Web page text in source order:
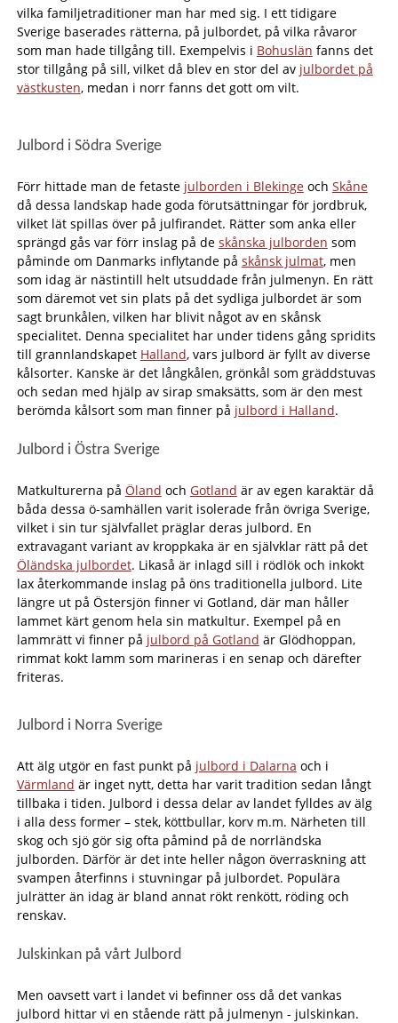
vilka familjetraditioner man har med sig. I ett tidigare
Sverige baserades rätterna, på julbordet, på vilka råvaror
som man hade tillgång till. Exempelvis i Bohuslän fanns det
stor tillgång på sill, vilket då blev en stor del av julbordet på
västkusten, medan i norr fanns det gott om vilt.
Julbord i Södra Sverige
Förr hittade man de fetaste julborden i Blekingeoch Skåne
då dessa landskap hade goda förutsättningar för jordbruk,
vilket lät spillas över på julfirandet. Rätter som anka eller
sprängd gås var förr inslag på de skånska julborden som
påminde om Danmarks inflytande på skånsk julmat, men
som idag är nästintill helt utsuddade från julmenyn. En rätt
som däremot vet sin plats på det sydliga julbordet är som
sagt brunkålen, vilken har blivit något av en skånsk
specialitet. Denna specialitet har under tidens gång spridits
till grannlandskapet Halland, vars julbord är fyllt av diverse
kålsorter. Kanske är det långkålen, grönkål som gräddstuvas
och sedan med hjälp av sirap smaksätts, som är den mest
berömda kålsort som man finner på julbord i Halland.
Julbord i Östra Sverige
Matkulturerna på Öland och Gotland är av egen karaktär då
båda dessa ö-samhällen varit isolerade från övriga Sverige,
vilket i sin tur självfallet präglar deras julbord. En
extravagant variant av kroppkaka är en självklar rätt på det
Öländska julbordet. Likaså är inlagd sill i rödlök och inkokt
lax återkommande inslag på öns traditionella julbord. Lite
längre ut på Östersjön finner vi Gotland, där man håller
lammet kärt genom hela sin matkultur. Exempel på en
lammrätt vi finner på julbord på Gotland är Glödhoppan,
rimmat kokt lamm som marineras i en senap och därefter
friteras.
Julbord i Norra Sverige
Att älg utgör en fast punkt på julbord i Dalarna och i
Värmland är inget nytt, detta har varit tradition sedan långt
tillbaka i tiden. Julbord i dessa delar av landet fylldes av älg
i alla dess former – stek, köttbullar, korv m.m. Närheten till
skog och sjö gör sig ofta påmind på de norrländska
julborden. Därför är det inte heller någon överraskning att
svampen återfinns i stuvningar på julbordet. Populära
julrätter än idag är bland annat rökt renkött, röding och
renskav.
Julskinkan på vårt Julbord
Men oavsett vart i landet vi befinner oss då det vankas
julbord hittar vi en stående rätt på julmenyn - julskinkan.